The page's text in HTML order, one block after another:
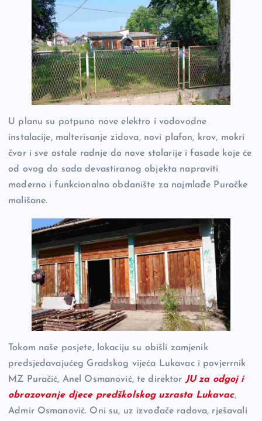
U planu su potpuno nove elektro i vodovodne
instalacije, malterisanje zidova, novi plafon, krov, mokri
čvor i sve ostale radnje do nove stolarije i fasade koje će
od ovog do sada devastiranog objekta napraviti
moderno i funkcionalno obdanište za najmlađe Puračke
mališane.
Tokom naše posjete, lokaciju su obišli zamjenik
predsjedavajućeg Gradskog vijeća Lukavac i povjerrnik
MZ Puračić, Anel Osmanović, te direktor JU za odgoj i
obrazovanje djece predškolskog uzrasta Lukavac,
Admir Osmanović. Oni su, uz izvođače radova, rješavali